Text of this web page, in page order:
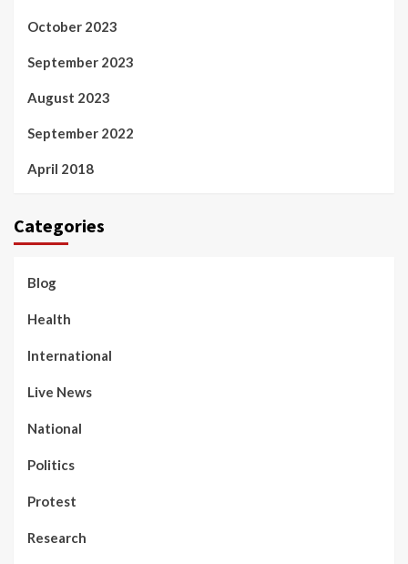
October 2023
September 2023
August 2023
September 2022
April 2018
Categories
Blog
Health
International
Live News
National
Politics
Protest
Research